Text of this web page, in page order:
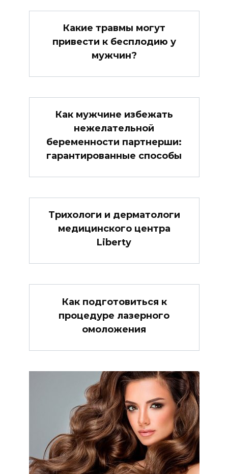
Какие травмы могут
привести к бесплодию у
мужчин?
Как мужчине избежать
нежелательной
беременности партнерши:
гарантированные способы
Трихологи и дерматологи
медицинского центра
Liberty
Как подготовиться к
процедуре лазерного
омоложения